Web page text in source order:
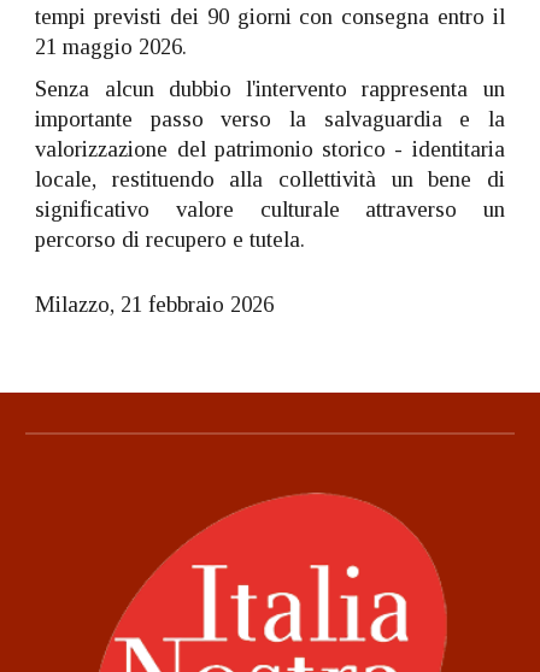
tempi previsti dei 90 giorni con consegna entro il
21 maggio 2026.
Senza alcun dubbio l'intervento rappresenta un
importante passo verso la salvaguardia e la
valorizzazione del patrimonio storico - identitaria
locale, restituendo alla collettività un bene di
significativo valore culturale attraverso un
percorso di recupero e tutela.
Milazzo, 21 febbraio 2026